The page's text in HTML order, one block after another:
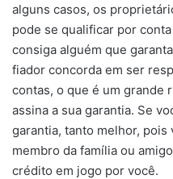
alguns casos, os
pode se qualificar por
consiga alguém que
fiador concorda em ser
contas, o que é um grande
assina a sua garantia. Se
garantia, tanto melhor,
membro da família ou
crédito em jogo por você.